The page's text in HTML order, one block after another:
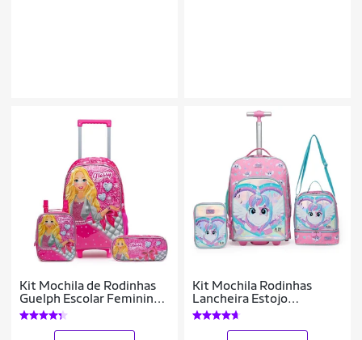
Kit Mochila de Rodinhas
Guelph Escolar Feminina
Infantil Estojo Duplo
Lancheira Térmica
Kit Mochila Rodinhas
Lancheira Estojo
Reforçada Unicornio